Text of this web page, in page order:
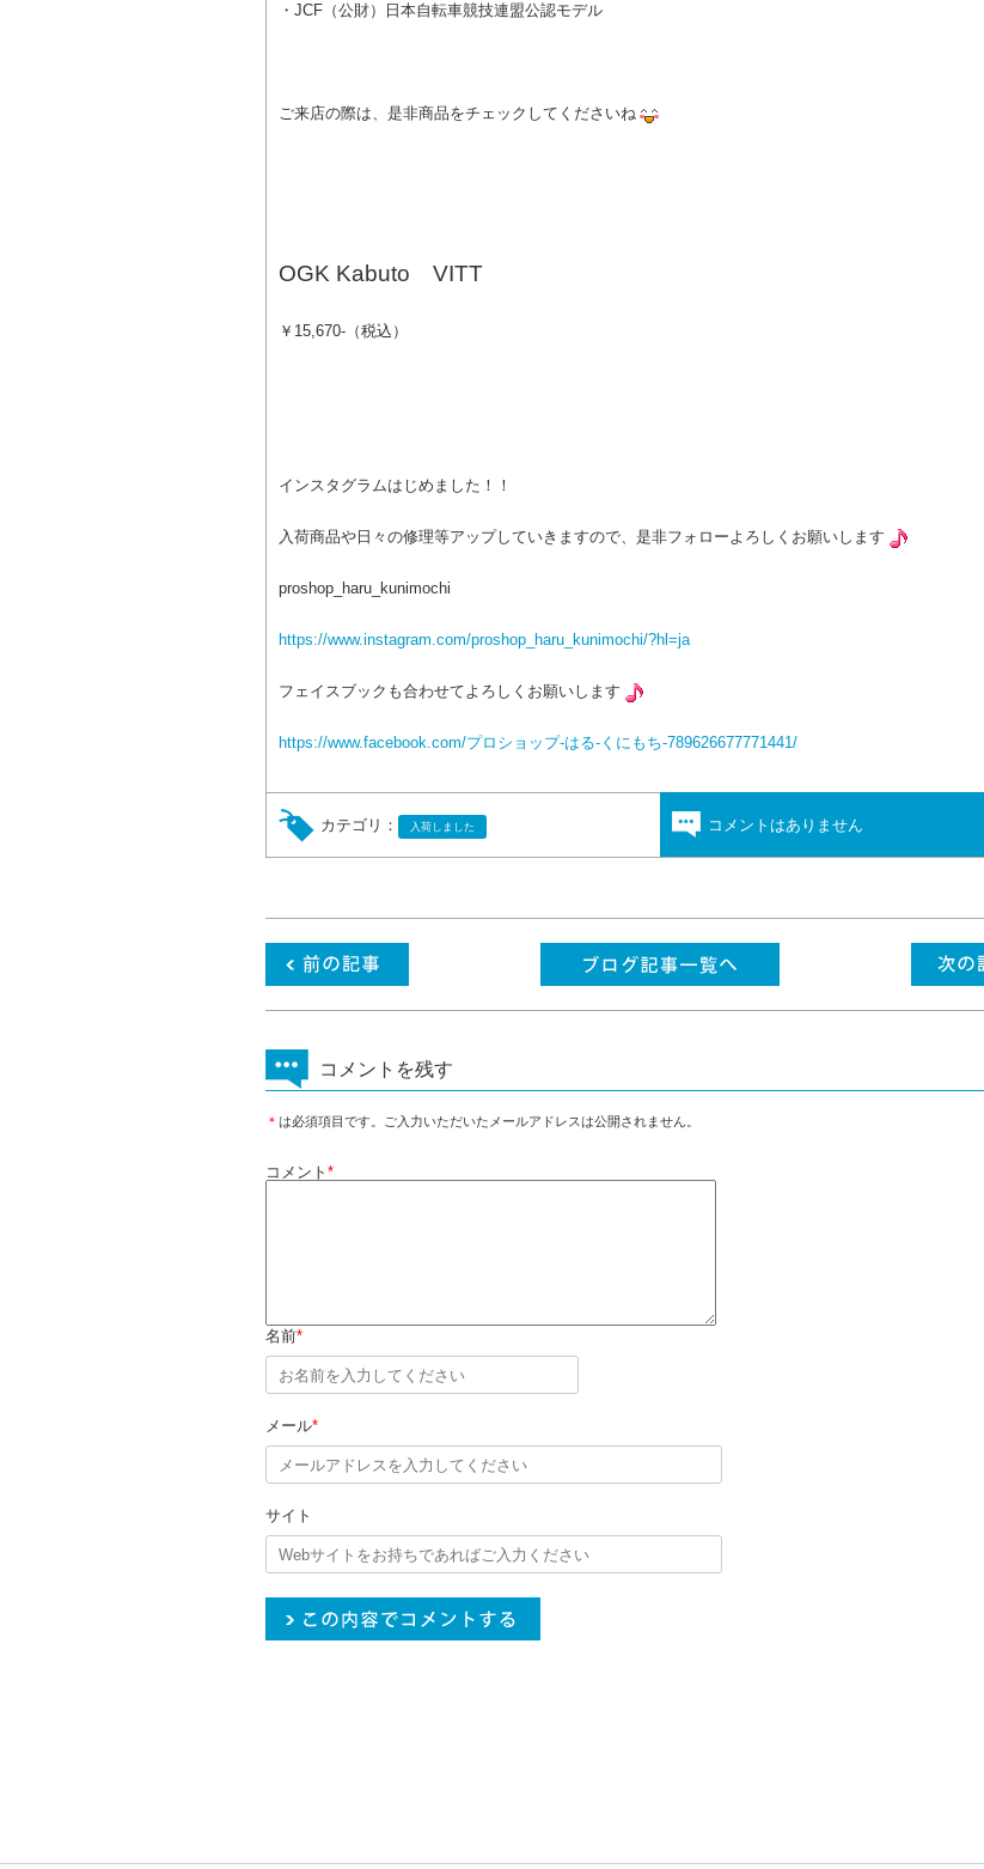
・JCF（公財）日本自転車競技連盟公認モデル
ご来店の際は、是非商品をチェックしてくださいね
OGK Kabuto VITT
￥15,670-（税込）
インスタグラムはじめました！！
入荷商品や日々の修理等アップしていきますので、是非フォローよろしくお願いします
proshop_haru_kunimochi
https://www.instagram.com/proshop_haru_kunimochi/?hl=ja
フェイスブックも合わせてよろしくお願いします
https://www.facebook.com/プロショップ-はる-くにもち-789626677771441/
カテゴリ： 入荷しました コメントはありません
コメントを残す
＊ は必須項目です。ご入力いただいたメールアドレスは公開されません。
コメント *
名前*
メール*
サイト